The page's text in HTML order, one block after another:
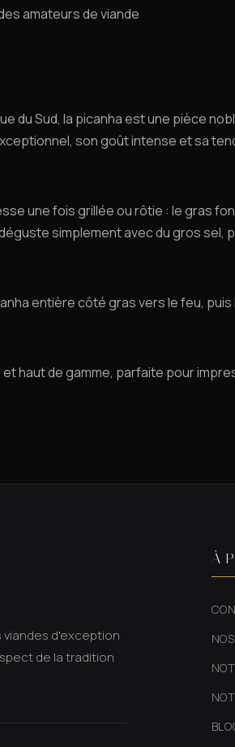
amateurs de viande
du Sud, la picanha est une pièce
son goût intense et sa
une fois grillée ou rôtie : le gras
simplement avec du gros
entière côté gras vers le feu,
haut de gamme, parfaite pour
viandes d'exception
de la tradition
À